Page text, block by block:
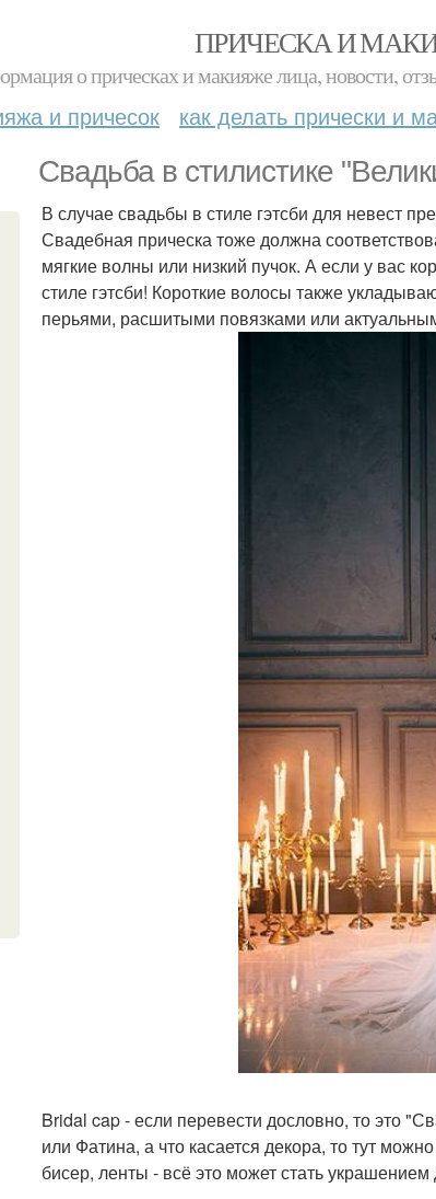
ПРИЧЕСКА И
о прическах и макияже лица, новости,
и причесок как делать прически и
Свадьба в стилистике
В случае свадьбы в стиле гэтсби для невест
Свадебная прическа тоже должна
мягкие волны или низкий пучок. А если у вас
стиле гэтсби! Короткие волосы также
перьями, расшитыми повязками или
Bridal cap - если перевести дословно, то это
или Фатина, а что касается декора, то тут
бисер, ленты - всё это может стать